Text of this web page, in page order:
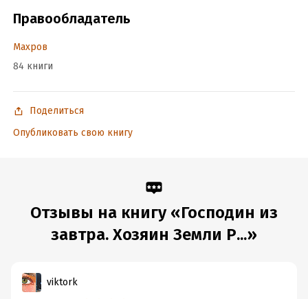
ISBN (EAN):9785001550686
Время на чтение:
Правообладатель
Махров
84 книги
Поделиться
Опубликовать свою книгу
Отзывы на книгу «Господин из
завтра. Хозяин Земли Р...»
viktork